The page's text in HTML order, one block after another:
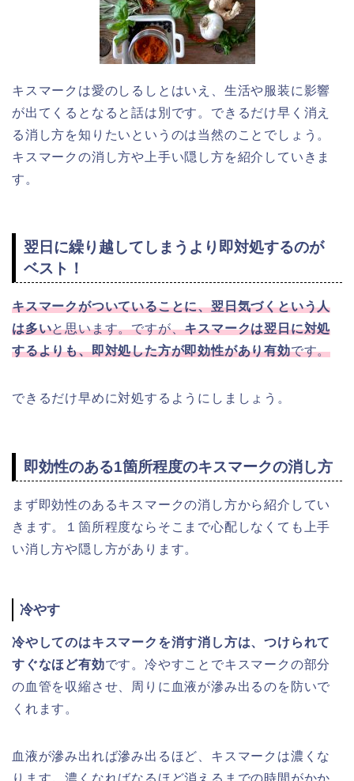
キスマークは愛のしるしとはいえ、生活や服装に影響
が出てくるとなると話は別です。できるだけ早く消え
る消し方を知りたいというのは当然のことでしょう。
キスマークの消し方や上手い隠し方を紹介していきま
す。
翌日に繰り越してしまうより即対処するのが
ベスト！
キスマークがついていることに、翌日気づくという人
は多いと思います。ですが、キスマークは翌日に対処
するよりも、即対処した方が即効性があり有効です。
できるだけ早めに対処するようにしましょう。
即効性のある1箇所程度のキスマークの消し方
まず即効性のあるキスマークの消し方から紹介してい
きます。１箇所程度ならそこまで心配しなくても上手
い消し方や隠し方があります。
冷やす
冷やしてのはキスマークを消す消し方は、つけられて
すぐなほど有効です。冷やすことでキスマークの部分
の血管を収縮させ、周りに血液が滲み出るのを防いで
くれます。
血液が滲み出れば滲み出るほど、キスマークは濃くな
ります。濃くなればなるほど消えるまでの時間がかか